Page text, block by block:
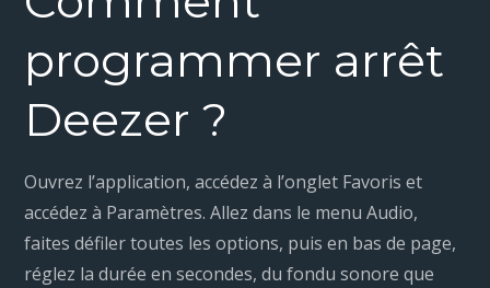
programmer arrêt
Deezer ?
Ouvrez l’application, accédez à l’onglet Favoris et
accédez à Paramètres. Allez dans le menu Audio,
faites défiler toutes les options, puis en bas de page,
réglez la durée en secondes, du fondu sonore que